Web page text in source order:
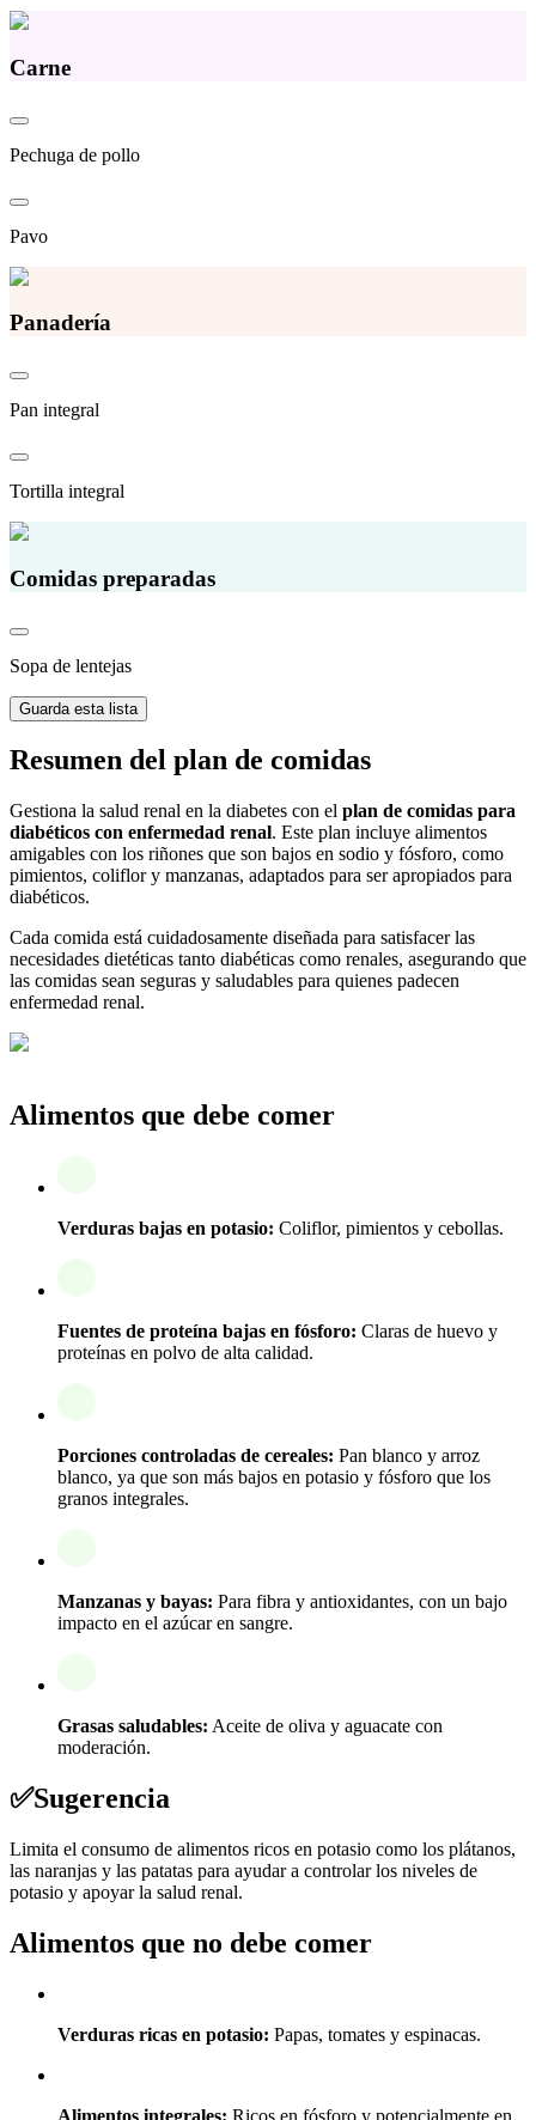
Carne
Pechuga de pollo
Pavo
Panadería
Pan integral
Tortilla integral
Comidas preparadas
Sopa de lentejas
Guarda esta lista
Resumen del plan de comidas
Gestiona la salud renal en la diabetes con el plan de comidas para
diabéticos con enfermedad renal. Este plan incluye alimentos
amigables con los riñones que son bajos en sodio y fósforo, como
pimientos, coliflor y manzanas, adaptados para ser apropiados para
diabéticos.
Cada comida está cuidadosamente diseñada para satisfacer las
necesidades dietéticas tanto diabéticas como renales, asegurando que
las comidas sean seguras y saludables para quienes padecen
enfermedad renal.
Alimentos que debe comer
Verduras bajas en potasio: Coliflor, pimientos y cebollas.
Fuentes de proteína bajas en fósforo: Claras de huevo y
proteínas en polvo de alta calidad.
Porciones controladas de cereales: Pan blanco y arroz
blanco, ya que son más bajos en potasio y fósforo que los
granos integrales.
Manzanas y bayas: Para fibra y antioxidantes, con un bajo
impacto en el azúcar en sangre.
Grasas saludables: Aceite de oliva y aguacate con
moderación.
✅Sugerencia
Limita el consumo de alimentos ricos en potasio como los plátanos,
las naranjas y las patatas para ayudar a controlar los niveles de
potasio y apoyar la salud renal.
Alimentos que no debe comer
Verduras ricas en potasio: Papas, tomates y espinacas.
Alimentos integrales: Ricos en fósforo y potencialmente en